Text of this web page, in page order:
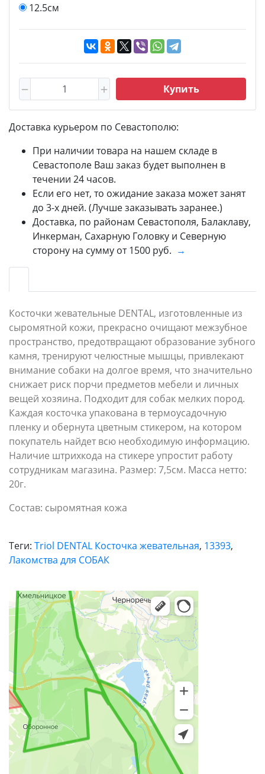
12.5см
Купить
Доставка курьером по Севастополю:
При наличии товара на нашем складе в
Севастополе Ваш заказ будет выполнен в
течении 24 часов.
Если его нет, то ожидание заказа может занят
до 3-х дней. (Лучше заказывать заранее.)
Доставка, по районам Севастополя, Балаклаву,
Инкерман, Сахарную Головку и Северную
сторону на сумму от 1500 руб. →
Косточки жевательные DENTAL, изготовленные из
сыромятной кожи, прекрасно очищают межзубное
пространство, предотвращают образование зубного
камня, тренируют челюстные мышцы, привлекают
внимание собаки на долгое время, что значительно
снижает риск порчи предметов мебели и личных
вещей хозяина. Подходит для собак мелких пород.
Каждая косточка упакована в термоусадочную
пленку и обернута цветным стикером, на котором
покупатель найдет всю необходимую информацию.
Наличие штрихкода на стикере упростит работу
сотрудникам магазина. Размер: 7,5см. Масса нетто:
20г.
Состав: сыромятная кожа
Теги: Triol DENTAL Косточка жевательная, 13393,
Лакомства для СОБАК